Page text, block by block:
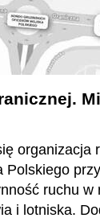
organizacja
ruchu w
i lotniska.